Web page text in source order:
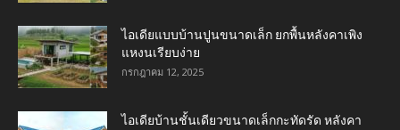
ไอเดียแบบบ้านปูนขนาดเล็ก ยกพื้นหลังคาเพิง
แหงนเรียบง่าย
กรกฎาคม 12, 2025
ไอเดียบ้านชั้นเดียวขนาดเล็กกะทัดรัด หลังคา